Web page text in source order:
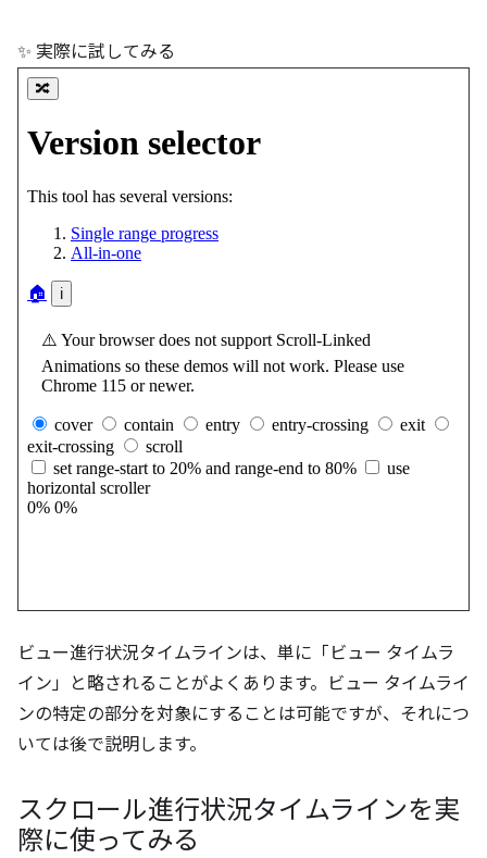
✨ 実際に試してみる
ビュー進行状況タイムラインは、単に「ビュー タイムラ
イン」と略されることがよくあります。ビュー タイムライ
ンの特定の部分を対象にすることは可能ですが、それにつ
いては後で説明します。
スクロール進行状況タイムラインを実
際に使ってみる